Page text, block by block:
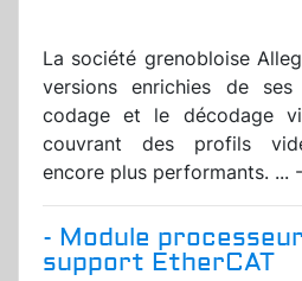
La société grenobloise
versions enrichies de
codage et le décodage
couvrant des profils
encore plus performants. ...
- Module
support EtherCAT